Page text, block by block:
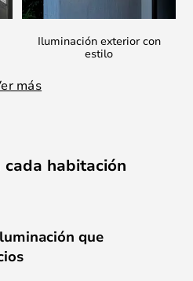
Iluminación exterior con
estilo
más
cada habitación
que